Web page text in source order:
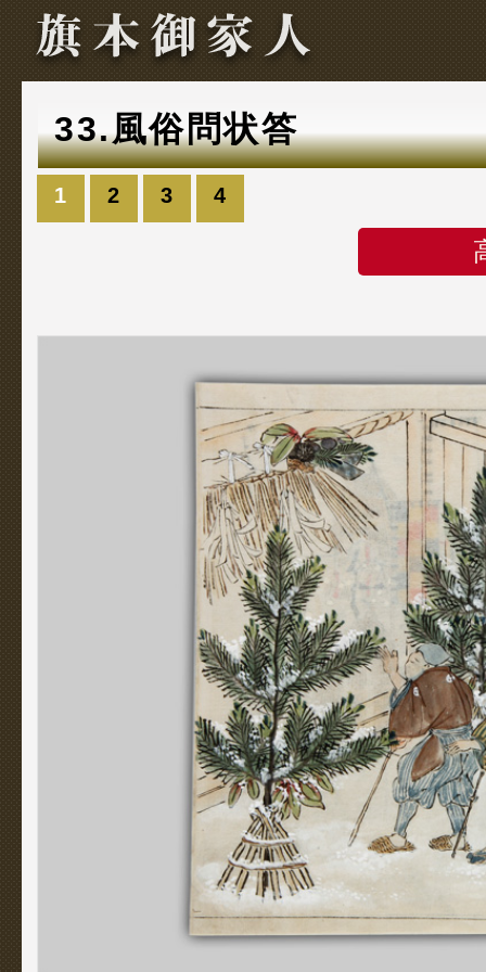
33.風俗問状答
1 2 3 4